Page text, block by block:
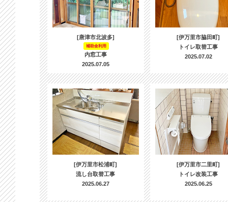
[唐津市北波多]
補助金利用
内窓工事
2025.07.05
[伊万里市脇田町]
トイレ取替工事
2025.07.02
[伊万里市松浦町]
流し台取替工事
2025.06.27
[伊万里市二里町]
トイレ改装工事
2025.06.25